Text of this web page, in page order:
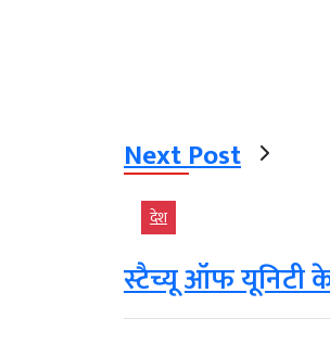
Next Post
देश
स्टैच्यू ऑफ यूनिटी